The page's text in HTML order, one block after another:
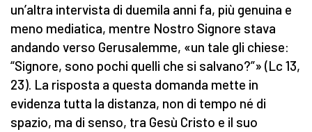
un’altra intervista di duemila anni fa, più genuina e
meno mediatica, mentre Nostro Signore stava
andando verso Gerusalemme, «un tale gli chiese:
“Signore, sono pochi quelli che si salvano?”» (Lc 13,
23). La risposta a questa domanda mette in
evidenza tutta la distanza, non di tempo né di
spazio, ma di senso, tra Gesù Cristo e il suo